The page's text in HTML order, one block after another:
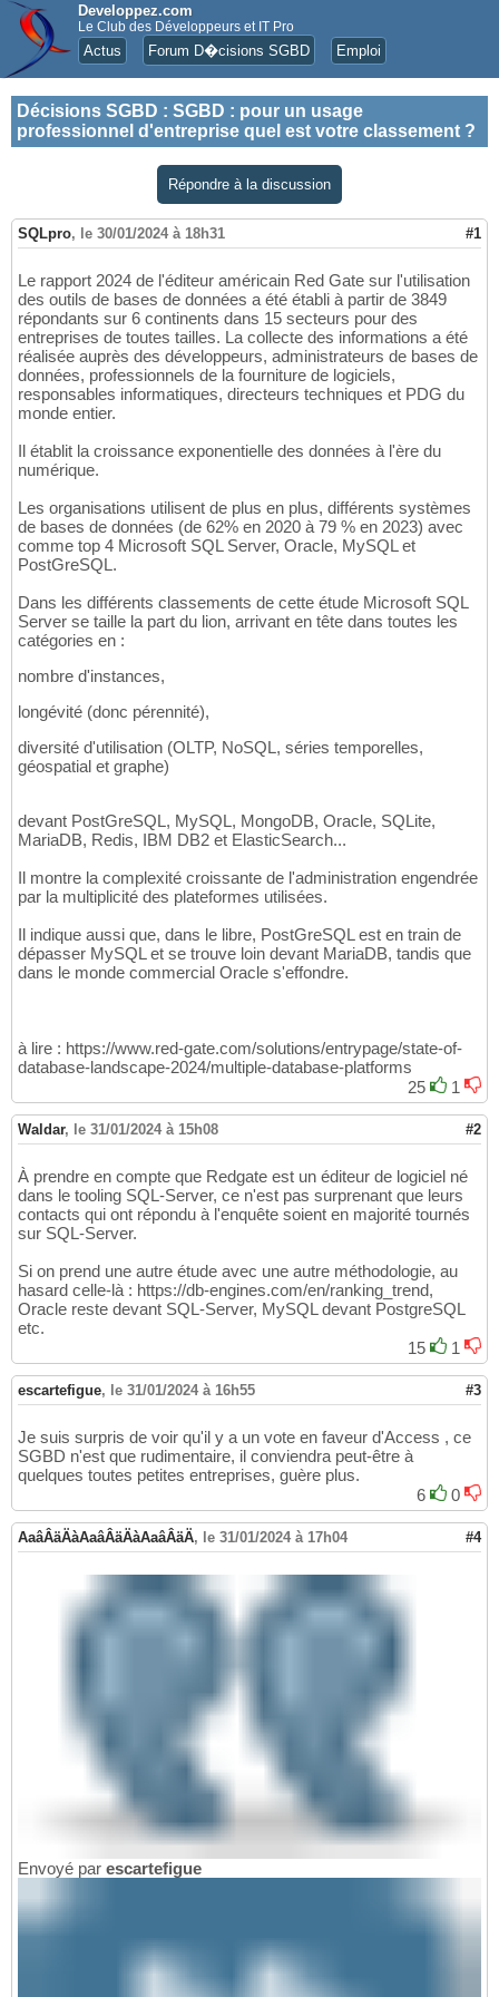
Developpez.com
Le Club des Développeurs et IT Pro
Actus Forum D�cisions SGBD Emploi
Décisions SGBD : SGBD : pour un usage
professionnel d'entreprise quel est votre classement ?
Répondre à la discussion
SQLpro, le 30/01/2024 à 18h31 #1
Le rapport 2024 de l'éditeur américain Red Gate sur l'utilisation
des outils de bases de données a été établi à partir de 3849
répondants sur 6 continents dans 15 secteurs pour des
entreprises de toutes tailles. La collecte des informations a été
réalisée auprès des développeurs, administrateurs de bases de
données, professionnels de la fourniture de logiciels,
responsables informatiques, directeurs techniques et PDG du
monde entier.
Il établit la croissance exponentielle des données à l'ère du
numérique.
Les organisations utilisent de plus en plus, différents systèmes
de bases de données (de 62% en 2020 à 79 % en 2023) avec
comme top 4 Microsoft SQL Server, Oracle, MySQL et
PostGreSQL.
Dans les différents classements de cette étude Microsoft SQL
Server se taille la part du lion, arrivant en tête dans toutes les
catégories en :
nombre d'instances,
longévité (donc pérennité),
diversité d'utilisation (OLTP, NoSQL, séries temporelles,
géospatial et graphe)
devant PostGreSQL, MySQL, MongoDB, Oracle, SQLite,
MariaDB, Redis, IBM DB2 et ElasticSearch...
Il montre la complexité croissante de l'administration engendrée
par la multiplicité des plateformes utilisées.
Il indique aussi que, dans le libre, PostGreSQL est en train de
dépasser MySQL et se trouve loin devant MariaDB, tandis que
dans le monde commercial Oracle s'effondre.
à lire : https://www.red-gate.com/solutions/entrypage/state-of-
database-landscape-2024/multiple-database-platforms
25
1
Waldar, le 31/01/2024 à 15h08 #2
À prendre en compte que Redgate est un éditeur de logiciel né
dans le tooling SQL-Server, ce n'est pas surprenant que leurs
contacts qui ont répondu à l'enquête soient en majorité tournés
sur SQL-Server.
Si on prend une autre étude avec une autre méthodologie, au
hasard celle-là : https://db-engines.com/en/ranking_trend,
Oracle reste devant SQL-Server, MySQL devant PostgreSQL
etc.
15
1
escartefigue, le 31/01/2024 à 16h55 #3
Je suis surpris de voir qu'il y a un vote en faveur d'Access , ce
SGBD n'est que rudimentaire, il conviendra peut-être à
quelques toutes petites entreprises, guère plus.
6
0
AaâÂäÄàAaâÂäÄàAaâÂäÄ, le 31/01/2024 à 17h04 #4
Envoyé par escartefigue